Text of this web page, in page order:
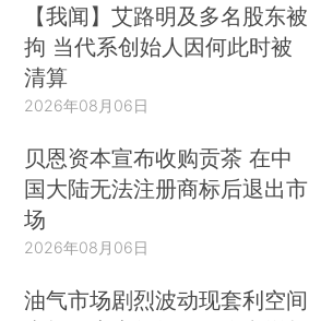
【我闻】艾路明及多名股东被
拘 当代系创始人因何此时被
清算
2026年08月06日
贝恩资本宣布收购贡茶 在中
国大陆无法注册商标后退出市
场
2026年08月06日
油气市场剧烈波动现套利空间